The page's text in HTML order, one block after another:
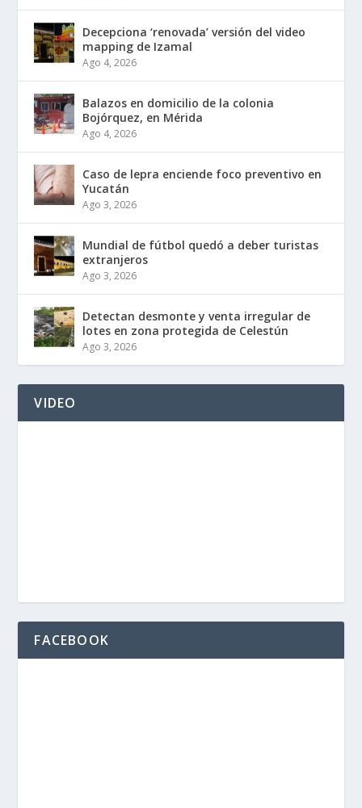
Decepciona ‘renovada’ versión del video
mapping de Izamal
Ago 4, 2026
Balazos en domicilio de la colonia
Bojórquez, en Mérida
Ago 4, 2026
Caso de lepra enciende foco preventivo en
Yucatán
Ago 3, 2026
Mundial de fútbol quedó a deber turistas
extranjeros
Ago 3, 2026
Detectan desmonte y venta irregular de
lotes en zona protegida de Celestún
Ago 3, 2026
VIDEO
FACEBOOK